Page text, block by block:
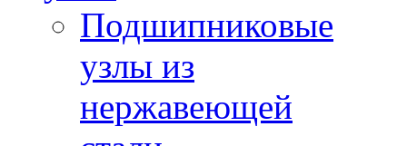
Подшипниковые
узлы из
нержавеющей